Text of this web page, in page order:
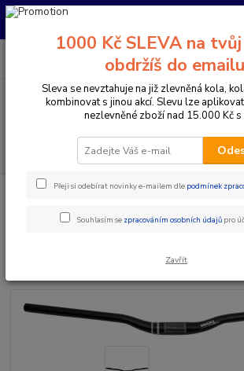
Pro nachystání kola / doplňků na prodejně si
CZK
PO-PÁ 10:00-17:00 | SO: 9:00-12:00
Komponenty na kolo Řídítka Průměr
Enduro 780/31,8 mm
1000 Kč SLEVA na
obdržíš do
Sleva se nevztahuje na již zlevněná kola,
kombinovat s jinou akcí. Slevu lze
nezlevněné zboží nad 15.000 Kč s
Přeji si odebírat novinky e-mailem dle podmínek
Souhlasím se zpracováním osobních údajů pro
Zavřít